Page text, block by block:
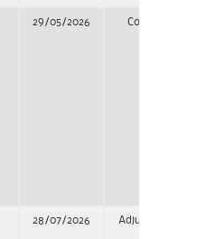
29/05/2026 Concurso
28/07/2026 Adjudicación